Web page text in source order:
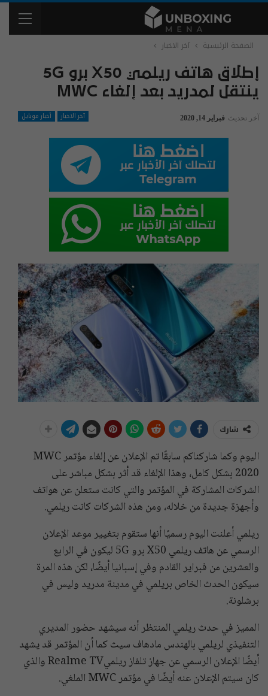
الصفحة الرئيسية آخر الاخبار
إطلاق هاتف ريلمي X50 برو 5G
ينتقل لمدريد بعد إلغاء MWC
آخر الاخبار أخبار موبايل آخر تحديث فبراير 14, 2020
شارك
اليوم وكما شاركناكم سابقًا تم الإعلان عن إلغاء مؤتمر MWC
2020 بشكل كامل، وهذا الإلغاء قد أثر بشكل مباشر على
الشركات المشاركة في المؤتمر والتي كانت ستعلن عن هواتف
وأجهزة جديدة من خلاله، ومن هذه الشركات كانت ريلمي.
ريلمي أعلنت اليوم رسميًا أنها ستقوم بتغيير موعد الإعلان
الرسمي عن هاتف ريلمي X50 برو 5G ليكون في الرابع
والعشرين من فبراير القادم وفي إسبانيا أيضًا، لكن هذه المرة
سيكون الحدث الخاص بريلمي في مدينة مدريد وليس في
برشلونة.
المميز في حدث ريلمي المنتظر أنه سيشهد حضور المديري
التنفيذي لريلمي بالهندس مادهاف سيث كما أن المؤتمر قد يشهد
أيضًا الإعلان الرسمي عن جهاز تلفاز ريلميRealme TV والذي
كان سيتم الإعلان عنه أيضًا في مؤتمر MWC الملغي.